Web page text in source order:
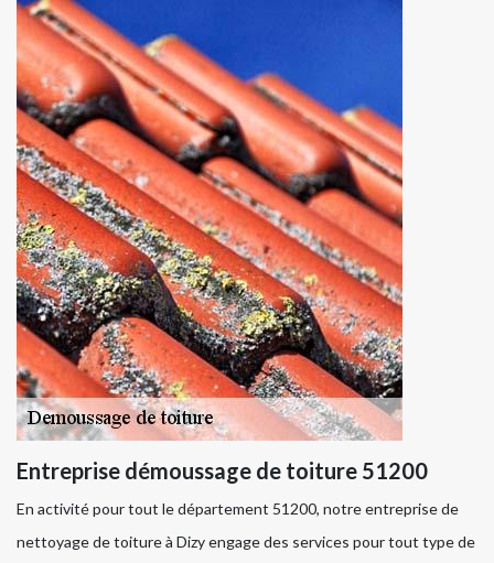
Entreprise démoussage de toiture 51200
En activité pour tout le département 51200, notre entreprise de
nettoyage de toiture à Dizy engage des services pour tout type de